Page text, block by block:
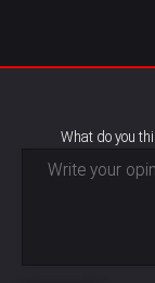
What do you